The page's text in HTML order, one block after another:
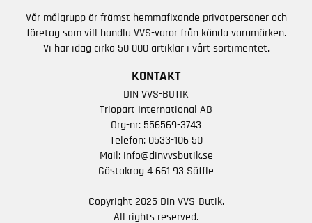
Vår målgrupp är främst hemmafixande privatpersoner och
företag som vill handla VVS-varor från kända varumärken.
Vi har idag cirka 50 000 artiklar i vårt sortimentet.
KONTAKT
DIN VVS-BUTIK
Triopart International AB
Org-nr: 556569-3743
Telefon: 0533-106 50
Mail: info@dinvvsbutik.se
Göstakrog 4 661 93 Säffle
Copyright 2025 Din VVS-Butik.
All rights reserved.